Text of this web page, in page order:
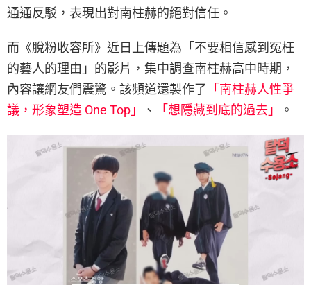
通通反駁，表現出對南柱赫的絕對信任。
而《脫粉收容所》近日上傳題為「不要相信感到冤枉
的藝人的理由」的影片，集中調查南柱赫高中時期，
內容讓網友們震驚。該頻道還製作了 「南柱赫人性爭
議，形象塑造 One Top」
、 「想隱藏到底的過去」 。